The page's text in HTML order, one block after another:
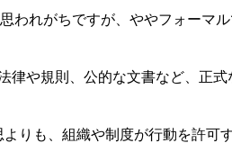
われがちですが、ややフォーマル
律や規則、公的な文書など、正式
よりも、組織や制度が行動を許可